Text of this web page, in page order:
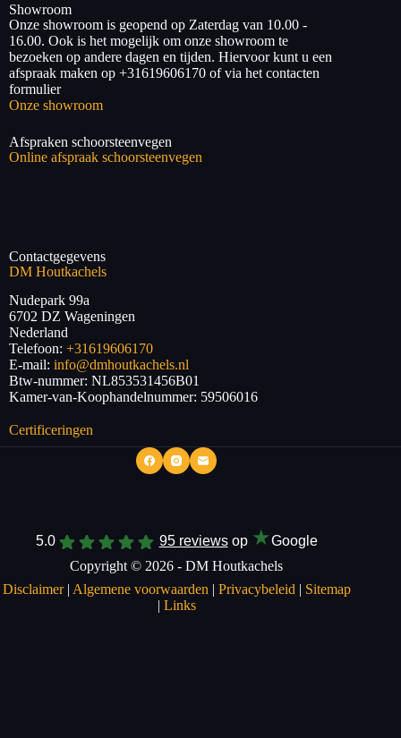
Showroom
Onze showroom is geopend op Zaterdag van 10.00 -
16.00. Ook is het mogelijk om onze showroom te
bezoeken op andere dagen en tijden. Hiervoor kunt u een
afspraak maken op +31619606170 of via het contacten
formulier
Onze showroom
Afspraken schoorsteenvegen
Online afspraak schoorsteenvegen
Contactgegevens
DM Houtkachels
Nudepark 99a
6702 DZ Wageningen
Nederland
Telefoon: +31619606170
E-mail: info@dmhoutkachels.nl
Btw-nummer: NL853531456B01
Kamer-van-Koophandelnummer: 59506016
Certificeringen
5.0 95 reviewsop ★Google
Copyright © 2026 - DM Houtkachels
Disclaimer| Algemene voorwaarden| Privacybeleid| Sitemap
Links